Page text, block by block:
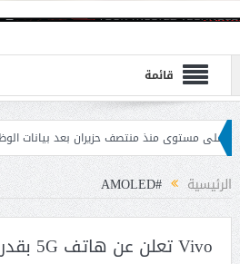
قائمة
بعد بيانات الوظائف الأميركية الضعيفة
الرئيسية #AMOLED
Vivo تعلن عن هاتف 5G بقدرات تصوير فائقة